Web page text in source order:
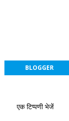
BLOGGER
एक टिप्पणी भेजें